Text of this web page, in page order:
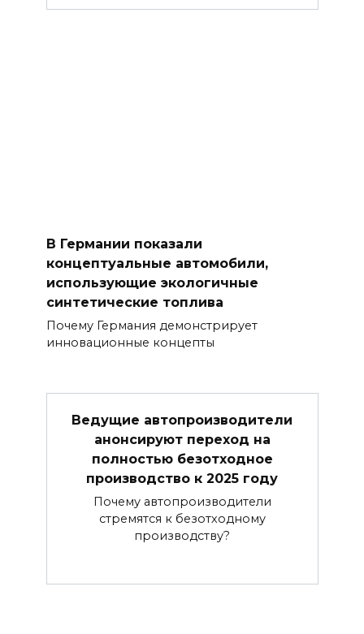
В Германии показали
концептуальные автомобили,
использующие экологичные
синтетические топлива
Почему Германия демонстрирует
инновационные концепты
Ведущие автопроизводители
анонсируют переход на
полностью безотходное
производство к 2025 году
Почему автопроизводители
стремятся к безотходному
производству?